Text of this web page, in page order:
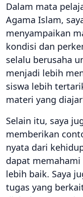
Dalam mata
Agama Islam,
menyampaikan
kondisi dan
selalu berusaha
menjadi lebih
siswa lebih
materi yang
Selain itu, saya
memberikan
nyata dari
dapat
lebih baik. Saya
tugas yang